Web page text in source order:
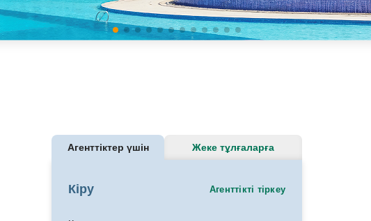
Агенттіктер үшін Жеке тұлғаларға
Кіру Агенттікті тіркеу